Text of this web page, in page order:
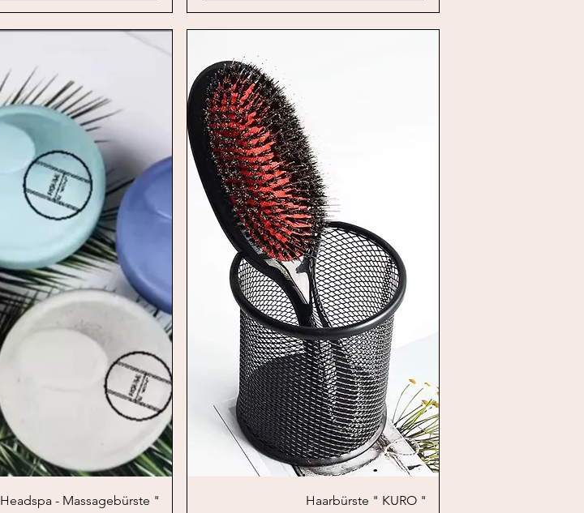
Schnellansicht
Headspa - Massagebürste "
Schnellansicht
Haarbürste " KURO "